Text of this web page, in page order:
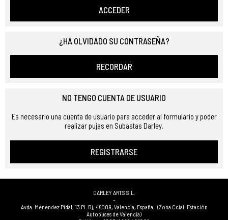
ACCEDER
¿HA OLVIDADO SU CONTRASEÑA?
RECORDAR
NO TENGO CUENTA DE USUARIO
Es necesario una cuenta de usuario para acceder al formulario y poder
realizar pujas en Subastas Darley.
REGISTRARSE
DARLEY ARTS S.L.
-
Avda. Menendez Pidal, 13 Pl. Bj, 46009, Valencia, España (Zona Ccial. Estación
Autobuses de Valencia)